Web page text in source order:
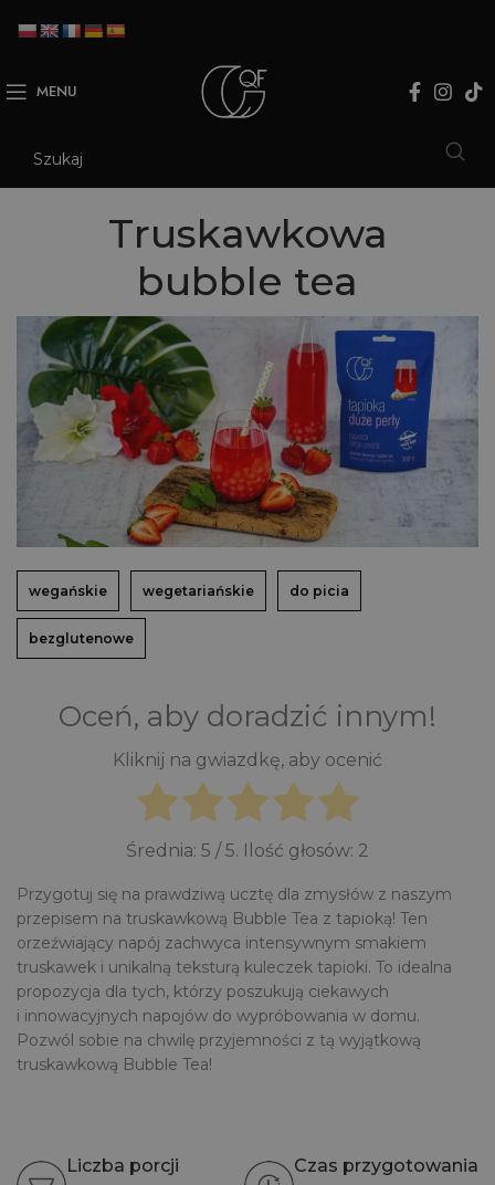
MENU
Truskawkowa
bubble tea
wegańskie wegetariańskie do picia
bezglutenowe
Oceń, aby doradzić innym!
Kliknij na gwiazdkę, aby ocenić
Średnia: 5 / 5. Ilość głosów: 2
Przygotuj się na prawdziwą ucztę dla zmysłów z naszym
przepisem na truskawkową Bubble Tea z tapioką! Ten
orzeźwiający napój zachwyca intensywnym smakiem
truskawek i unikalną teksturą kuleczek tapioki. To idealna
propozycja dla tych, którzy poszukują ciekawych
i innowacyjnych napojów do wypróbowania w domu.
Pozwól sobie na chwilę przyjemności z tą wyjątkową
truskawkową Bubble Tea!
Liczba porcji
Czas przygotowania